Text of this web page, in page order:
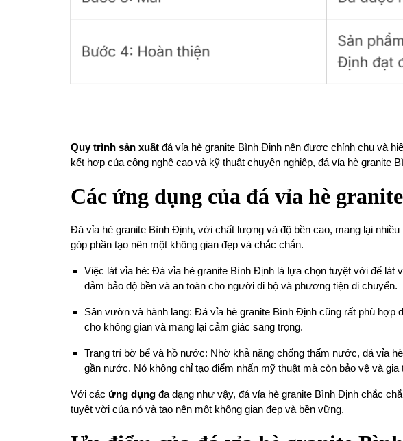
Quy trình sản xuấtđá vỉa hè granite Bình Định nên được chỉnh chu và
kết hợp của công nghệ cao và kỹ thuật chuyên nghiệp, đá vỉa hè granite
Các ứng dụng của đá vỉa hè
Đá vỉa hè granite Bình Định, với chất lượng và độ bền cao, mang lại
góp phần tạo nên một không gian đẹp và chắc chắn.
Việc lát vỉa hè: Đá vỉa hè granite Bình Định là lựa chọn tuyệt vời để
đảm bảo độ bền và an toàn cho người đi bộ và phương tiện di chuyển.
Sân vườn và hành lang: Đá vỉa hè granite Bình Định cũng rất phù hợp
cho không gian và mang lại cảm giác sang trọng.
Trang trí bờ bể và hồ nước: Nhờ khả năng chống thấm nước, đá vỉa
gần nước. Nó không chỉ tạo điểm nhấn mỹ thuật mà còn bảo vệ và gia
Với các ứng dụngđa dạng như vậy, đá vỉa hè granite Bình Định chắc
tuyệt vời của nó và tạo nên một không gian đẹp và bền vững.